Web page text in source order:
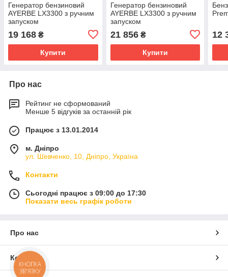
Генератор бензиновий
AYERBE LX3300 з ручним
запуском
19 168 ₴
Купити
Генератор бензиновий
AYERBE LX3300 з ручним
запуском
21 856₴
Купити
12
Про нас
Рейтинг не сформований
Менше 5 відгуків за останній рік
Працює з 13.01.2014
м. Дніпро
ул. Шевченко, 10, Дніпро, Україна
Контакти
Сьогодні працює з 09:00 до 17:30
Показати весь графік роботи
Про нас
Контакти
КНОПКА
ЗВ'ЯЗКУ